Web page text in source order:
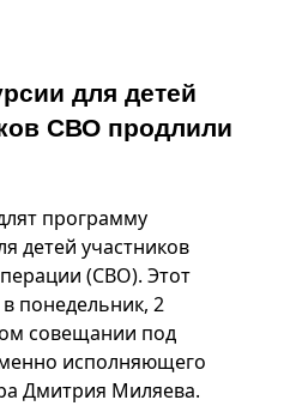
для детей
СВО продлили
программу
детей участников
(СВО). Этот
понедельник, 2
совещании под
исполняющего
Дмитрия Миляева.